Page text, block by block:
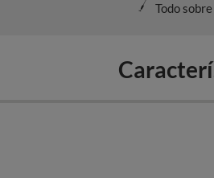
Todo